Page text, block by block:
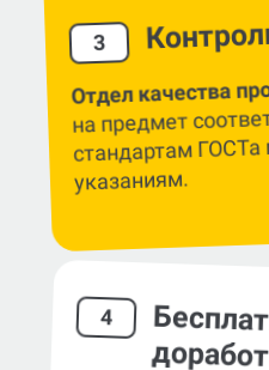
3
Отдел качества
на предмет
стандартам
указаниям.
4